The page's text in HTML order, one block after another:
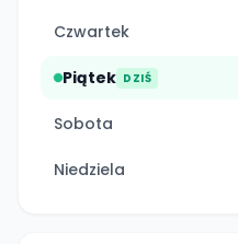
Czwartek
Piątek DZIŚ
Sobota
Niedziela